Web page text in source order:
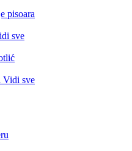
pisoara
sve
Vidi sve